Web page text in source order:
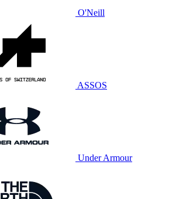
O'Neill
ASSOS
Under Armour